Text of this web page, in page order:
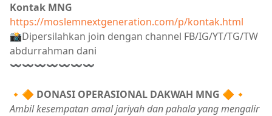
Kontak MNG
https://moslemnextgeneration.com/p/kontak.html
📸Dipersilahkan join dengan channel FB/IG/YT/TG/TW
abdurrahman dani
〰〰〰〰〰〰〰
🔸🔶 DONASI OPERASIONAL DAKWAH MNG 🔶🔸
Ambil kesempatan amal jariyah dan pahala yang mengalir